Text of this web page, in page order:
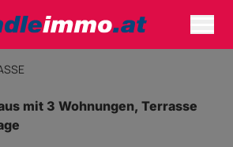
mit 3 Wohnungen, Terrasse